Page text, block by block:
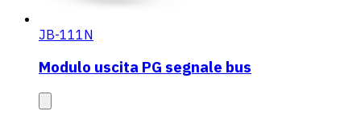
JB-111N
Modulo uscita PG segnale bus